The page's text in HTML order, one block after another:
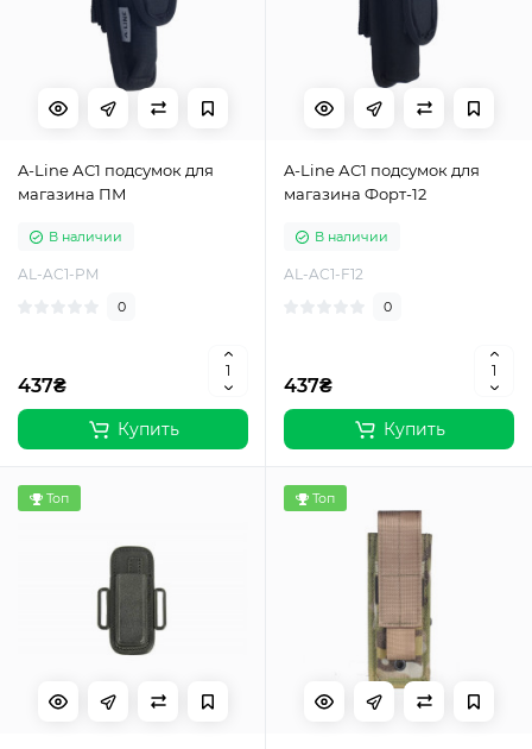
A-Line АС1 подсумок для
магазина ПМ
В наличии
AL-AC1-PM
0
437₴
Купить
A-Line АС1 подсумок для
магазина Форт-12
В наличии
AL-AC1-F12
0
437₴
Купить
Топ Топ